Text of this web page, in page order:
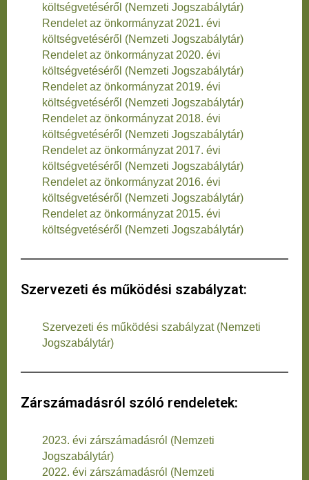
költségvetéséről (Nemzeti Jogszabálytár)
Rendelet az önkormányzat 2021. évi
költségvetéséről (Nemzeti Jogszabálytár)
Rendelet az önkormányzat 2020. évi
költségvetéséről (Nemzeti Jogszabálytár)
Rendelet az önkormányzat 2019. évi
költségvetéséről (Nemzeti Jogszabálytár)
Rendelet az önkormányzat 2018. évi
költségvetéséről (Nemzeti Jogszabálytár)
Rendelet az önkormányzat 2017. évi
költségvetéséről (Nemzeti Jogszabálytár)
Rendelet az önkormányzat 2016. évi
költségvetéséről (Nemzeti Jogszabálytár)
Rendelet az önkormányzat 2015. évi
költségvetéséről (Nemzeti Jogszabálytár)
Szervezeti és működési szabályzat:
Szervezeti és működési szabályzat (Nemzeti
Jogszabálytár)
Zárszámadásról szóló rendeletek:
2023. évi zárszámadásról (Nemzeti
Jogszabálytár)
2022. évi zárszámadásról (Nemzeti